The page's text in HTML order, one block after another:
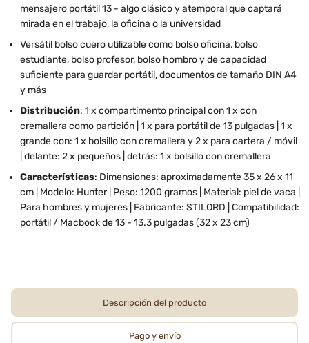
mensajero portátil 13 - algo clásico y atemporal que captará
mirada en el trabajo, la oficina o la universidad
Versátil bolso cuero utilizable como bolso oficina, bolso
estudiante, bolso profesor, bolso hombro y de capacidad
suficiente para guardar portátil, documentos de tamaño DIN A4
y más
Distribución: 1 x compartimento principal con 1 x con
cremallera como partición | 1 x para portátil de 13 pulgadas | 1 x
grande con: 1 x bolsillo con cremallera y 2 x para cartera / móvil
| delante: 2 x pequeños | detrás: 1 x bolsillo con cremallera
Características: Dimensiones: aproximadamente 35 x 26 x 11
cm | Modelo: Hunter | Peso: 1200 gramos | Material: piel de vaca |
Para hombres y mujeres | Fabricante: STILORD | Compatibilidad:
portátil / Macbook de 13 - 13.3 pulgadas (32 x 23 cm)
Descripción del producto
Pago y envío